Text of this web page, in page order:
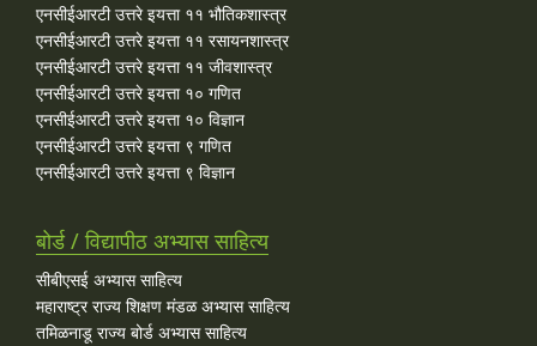
एनसीईआरटी उत्तरे इयत्ता ११ भौतिकशास्त्र
एनसीईआरटी उत्तरे इयत्ता ११ रसायनशास्त्र
एनसीईआरटी उत्तरे इयत्ता ११ जीवशास्त्र
एनसीईआरटी उत्तरे इयत्ता १० गणित
एनसीईआरटी उत्तरे इयत्ता १० विज्ञान
एनसीईआरटी उत्तरे इयत्ता ९ गणित
एनसीईआरटी उत्तरे इयत्ता ९ विज्ञान
बोर्ड / विद्यापीठ अभ्यास साहित्य
सीबीएसई अभ्यास साहित्य
महाराष्ट्र राज्य शिक्षण मंडळ अभ्यास साहित्य
तमिळनाडू राज्य बोर्ड अभ्यास साहित्य